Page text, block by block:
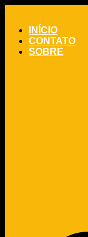
INÍCIO
CONTATO
SOBRE